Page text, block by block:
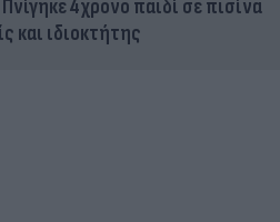
4χρονο παιδί σε πισίνα
και ιδιοκτήτης